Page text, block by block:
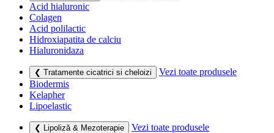
Acid hialuronic
Colagen
Acid polilactic
Hidroxiapatita de calciu
Hialuronidaza
❮ Tratamente cicatrici si cheloizi
Vezi toate produsele
Biodermis
Kelapher
Lipoelastic
❮ Lipoliză & Mezoterapie
Vezi toate produsele